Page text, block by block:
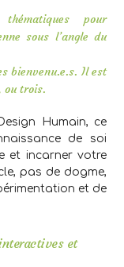
pour
sous l’angle du
bienvenu.e.s. Il est
ou trois.
Humain, ce
de soi
et incarner votre
pas de dogme,
et de
et